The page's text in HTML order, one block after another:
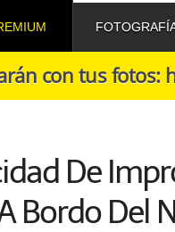
con tus fotos:
De
Bordo Del